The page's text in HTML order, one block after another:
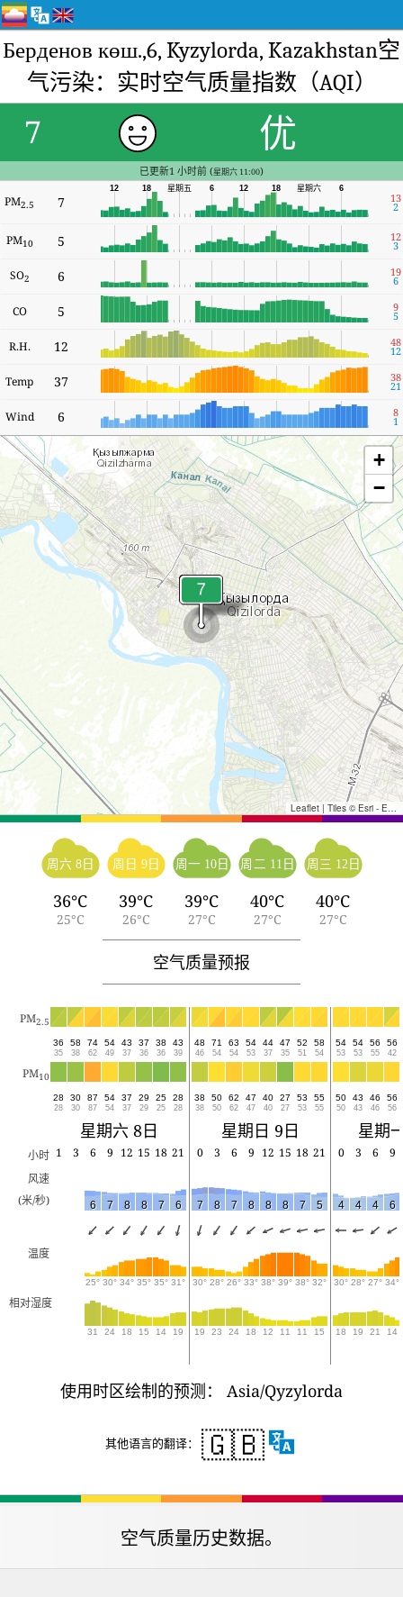
Берденов көш.,6, Kyzylorda, Kazakhstan空
气污染：实时空气质量指数（AQI）
7 优
已更新1 小时前 (星期六 11:00)
PM2.5 7
6
星期六
18
12
6
星期五
18
12
13
2
PM10 5 12
3
SO2 6 19
6
CO 5 9
5
R.H. 12 48
12
Temp 37 38
21
Wind 6 8
1
+
−
Leaflet | Tiles © Esri - Esri, DeLorme, NAVTEQ, TomTom, Intermap, iPC, USGS, FAO, NPS, NRCAN, GeoBase, Kadaster NL, Ordnance Survey, Esri Japan, METI, Esri China (Hong Kong), and the GIS User Community
周六 8日
36°C
25°C
周日 9日
39°C
26°C
周一 10日
39°C
27°C
周二 11日
40°C
27°C
周三 12日
40°C
27°C
空气质量预报
PM2.5
36
35
58
38
74
62
54
49
43
37
37
36
38
36
43
39
48
46
71
54
63
54
54
53
44
37
47
35
52
51
58
54
54
53
54
53
56
55
56
42
PM10
28
28
30
30
87
87
54
54
37
37
29
29
25
25
28
28
38
38
50
50
62
62
47
47
40
40
27
27
53
53
55
55
50
50
43
43
46
46
56
56
星期六 8日 星期日 9日 星期
小时 1 3 6 9 12 15 18 21 0 3 6 9 12 15 18 21 0 3 6
9
风速
(米/秒)
6 7 8 8 7 6 7 8 7 8 8 8 7 5 4 4 4 6
温度
25° 30° 34° 35° 35° 31° 30° 28° 26° 33° 38° 39° 38° 32° 30° 28° 27° 34°
相对湿度
31 24 18 15 14 19 19 23 24 18 12 11 11 15 18 19 21 14
使用时区绘制的预测： Asia/Qyzylorda
其他语言的翻译： 🇬🇧
空气质量历史数据。